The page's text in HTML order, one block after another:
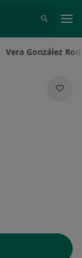
Vera González